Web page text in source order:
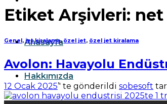
Anasayfa
Hakkımızda
Etiket Arşivleri: net
Genel , jet kiralama,özel jet, özel jet kiralama
Avolon: Havayolu
12 Ocak 2025’' te gönderildi sobesoft